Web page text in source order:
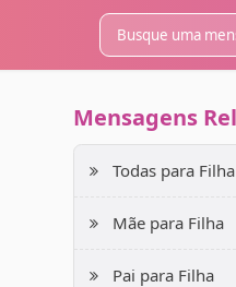
Mensagens
Todas para Filha
Mãe para Filha
Pai para Filha